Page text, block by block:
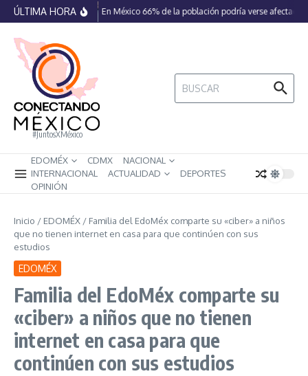
Saltar al contenido
ÚLTIMA HORA En México 66% de la población podría verse afectada
#JuntosXMéxico
Buscar:
EDOMÉX CDMX
NACIONAL
INTERNACIONAL
ACTUALIDAD
DEPORTES
OPINIÓN
Inicio / EDOMÉX / Familia del EdoMéx comparte su «ciber» a niños
que no tienen internet en casa para que continúen con sus
estudios
EDOMÉX
Familia del EdoMéx comparte su
«ciber» a niños que no tienen
internet en casa para que
continúen con sus estudios